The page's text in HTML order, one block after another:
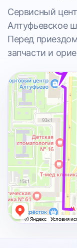
Сервисный
Алтуфьевское
Перед
запчасти и